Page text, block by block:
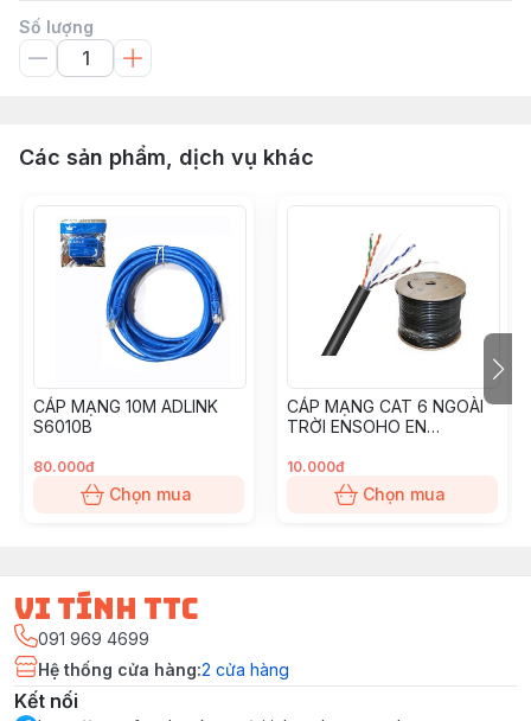
Số lượng
Các sản phẩm, dịch vụ khác
CÁP MẠNG 10M ADLINK
S6010B
80.000đ
Chọn mua
CÁP MẠNG CAT 6 NGOÀI
TRỜI ENSOHO EN
10.000đ
Chọn mua
vi tính ttc
091 969 4699
Hệ thống cửa hàng:2 cửa hàng
Kết nối